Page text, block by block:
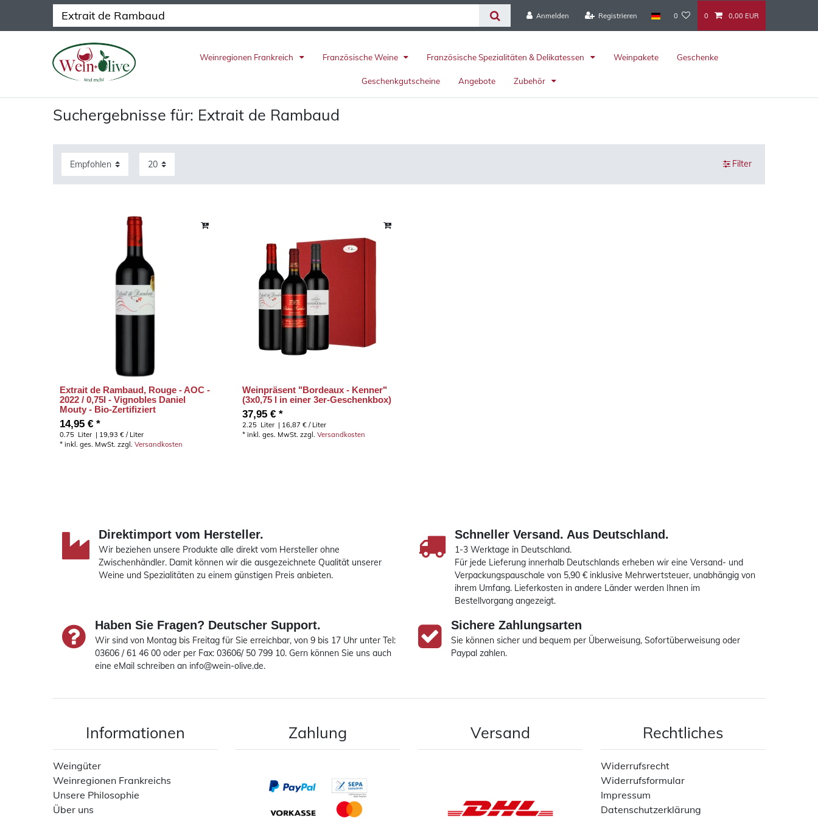
Anmelden Registrieren 0 0 0,00 EUR
Weinregionen Frankreich Französische Weine Französische Spezialitäten & Delikatessen Weinpakete Geschenke
Geschenkgutscheine Angebote Zubehör
Suchergebnisse für: Extrait de Rambaud
Filter
Extrait de Rambaud, Rouge - AOC -
2022 / 0,75l - Vignobles Daniel
Mouty - Bio-Zertifiziert
14,95 € *
0.75 Liter | 19,93 € / Liter
*inkl. ges. MwSt. zzgl.Versandkosten
Weinpräsent "Bordeaux - Kenner"
(3x0,75 l in einer 3er-Geschenkbox)
37,95 € *
2.25 Liter | 16,87 € / Liter
*inkl. ges. MwSt. zzgl.Versandkosten
Direktimport vom Hersteller.
Wir beziehen unsere Produkte alle direkt vom Hersteller ohne
Zwischenhändler. Damit können wir die ausgezeichnete Qualität unserer
Weine und Spezialitäten zu einem günstigen Preis anbieten.
Schneller Versand. Aus Deutschland.
1-3 Werktage in Deutschland.
Für jede Lieferung innerhalb Deutschlands erheben wir eine Versand- und
Verpackungspauschale von 5,90 € inklusive Mehrwertsteuer, unabhängig von
ihrem Umfang. Lieferkosten in andere Länder werden Ihnen im
Bestellvorgang angezeigt.
Haben Sie Fragen? Deutscher Support.
Wir sind von Montag bis Freitag für Sie erreichbar, von 9 bis 17 Uhr unter Tel:
03606 / 61 46 00 oder per Fax: 03606/ 50 799 10. Gern können Sie uns auch
eine eMail schreiben an info@wein-olive.de.
Sichere Zahlungsarten
Sie können sicher und bequem per Überweisung, Sofortüberweisung oder
Paypal zahlen.
Informationen
Weingüter
Weinregionen Frankreichs
Unsere Philosophie
Über uns
Zahlung Versand Rechtliches
Widerrufsrecht
Widerrufsformular
Impressum
Datenschutzerklärung